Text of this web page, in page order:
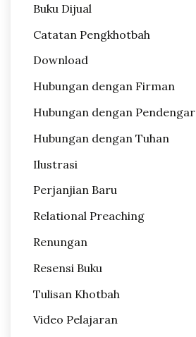
Buku Dijual
Catatan Pengkhotbah
Download
Hubungan dengan Firman
Hubungan dengan Pendengar
Hubungan dengan Tuhan
Ilustrasi
Perjanjian Baru
Relational Preaching
Renungan
Resensi Buku
Tulisan Khotbah
Video Pelajaran